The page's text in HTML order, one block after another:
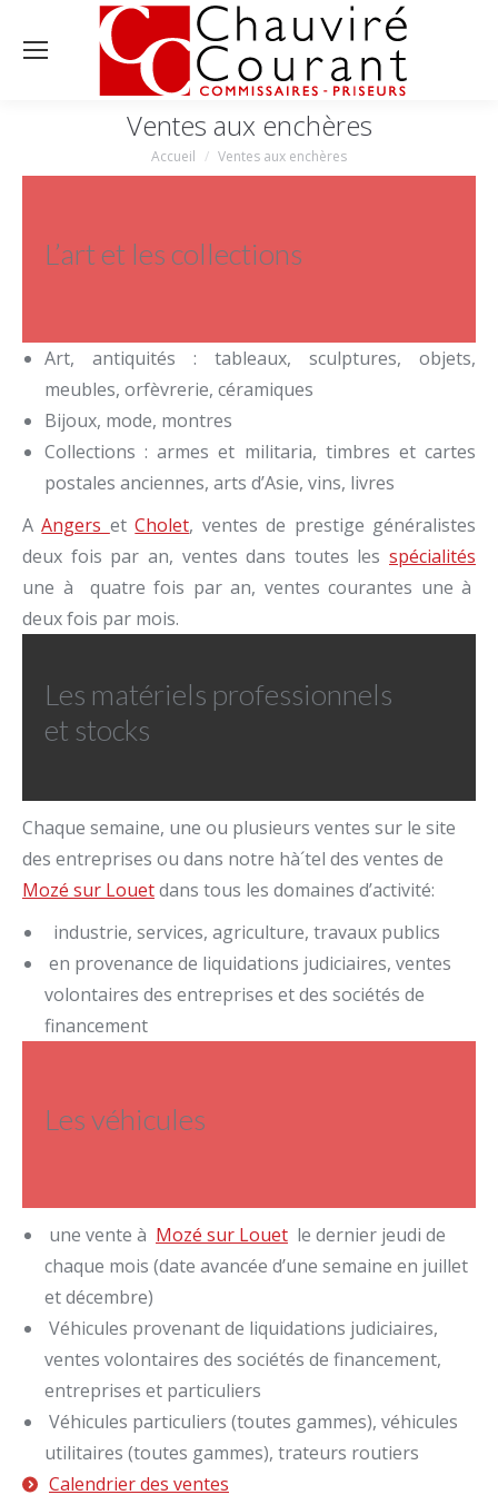
Ventes aux enchères
Vous êtes ici :
Accueil Ventes aux enchères
L’art et les collections
Art, antiquités : tableaux, sculptures, objets,
meubles, orfèvrerie, céramiques
Bijoux, mode, montres
Collections : armes et militaria, timbres et cartes
postales anciennes, arts d’Asie, vins, livres
AAngers etCholet, ventes de prestige généralistes
deux fois par an, ventes dans toutes les spécialités
une à quatre fois par an, ventes courantes une à
deux fois par mois.
Les matériels professionnels
et stocks
Chaque semaine, une ou plusieurs ventes sur le site
des entreprises ou dans notre hà´tel des ventes de
Mozé sur Louetdans tous les domaines d’activité:
industrie, services, agriculture, travaux publics
en provenance de liquidations judiciaires, ventes
volontaires des entreprises et des sociétés de
financement
Les véhicules
une vente à Mozé sur Louet le dernier jeudi de
chaque mois (date avancée d’une semaine en juillet
et décembre)
Véhicules provenant de liquidations judiciaires,
ventes volontaires des sociétés de financement,
entreprises et particuliers
Véhicules particuliers (toutes gammes), véhicules
utilitaires (toutes gammes), trateurs routiers
Calendrier des ventes